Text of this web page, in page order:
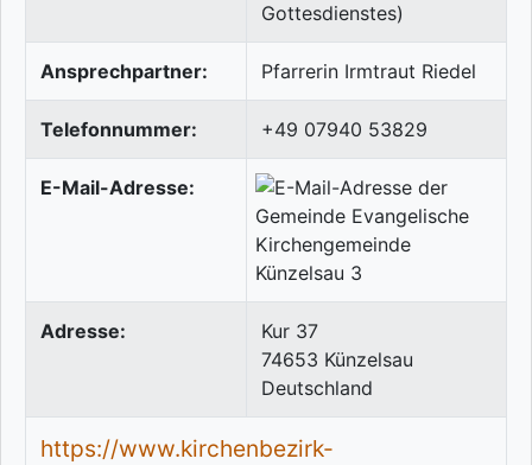
Gottesdienstes)
Ansprechpartner: Pfarrerin Irmtraut Riedel
Telefonnummer: +49 07940 53829
E-Mail-Adresse:
Adresse:
Kur 37
74653 Künzelsau
Deutschland
https://www.kirchenbezirk-